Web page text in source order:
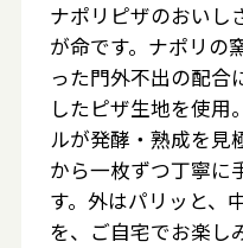
ナポリピザのおいし
が命です。ナポリの
った門外不出の配合
したピザ生地を使用
ルが発酵・熟成を見
から一枚ずつ丁寧に
す。外はパリッと、
を、ご自宅でお楽し